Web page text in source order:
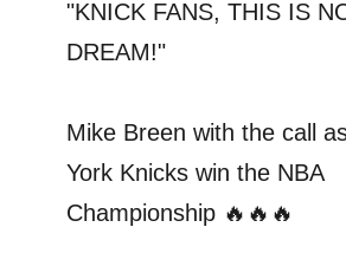
"KNICK FANS, THIS IS
DREAM!"
Mike Breen with the call
York Knicks win the NBA
Championship 🔥🔥🔥